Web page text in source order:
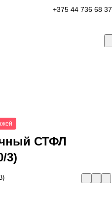
+375 44 736 68 37
СТФЛ
3)